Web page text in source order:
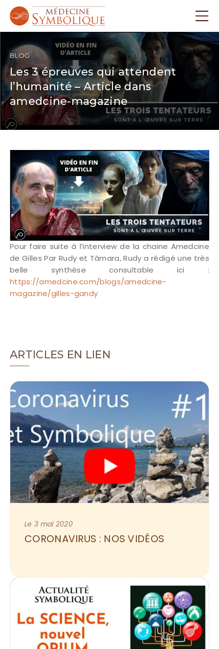
BLOG
Les 3 épreuves qui attendent
l’humanité – Article dans
amedcine-magazine
Pour faire suite à l’interview de la chaine Amedcine
de Gilles Par Rudy et Tâmara, Rudy a rédigé une très
belle synthèse consultable ici :
https://amedcine.com/blogs/amedcine-
magazine/gilles-gandy
ARTICLES EN LIEN
Le 3 mai 2020
CORONAVIRUS : NOS VIDÉOS